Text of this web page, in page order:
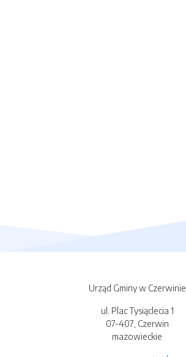
Urząd Gminy w Czerwinie
ul. Plac Tysiąclecia 1
07-407, Czerwin
mazowieckie